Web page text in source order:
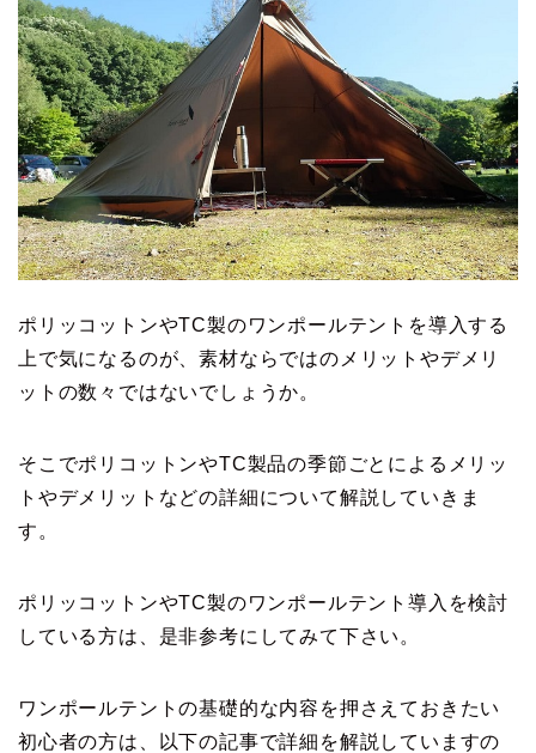
ポリッコットンやTC製のワンポールテントを導入する
上で気になるのが、素材ならではのメリットやデメリ
ットの数々ではないでしょうか。
そこでポリコットンやTC製品の季節ごとによるメリッ
トやデメリットなどの詳細について解説していきま
す。
ポリッコットンやTC製のワンポールテント導入を検討
している方は、是非参考にしてみて下さい。
ワンポールテントの基礎的な内容を押さえておきたい
初心者の方は、以下の記事で詳細を解説していますの